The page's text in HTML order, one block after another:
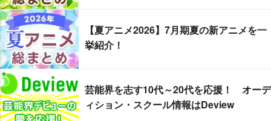
【夏アニメ2026】7月期夏の新アニメを一
挙紹介！
芸能界を志す10代～20代を応援！ オーデ
ィション・スクール情報はDeview